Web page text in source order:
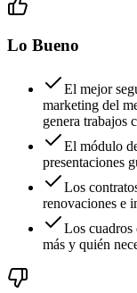
Lo Bueno
El mejor
marketing del
genera trabajos
El módulo
presentaciones
Los
renovaciones e
Los cuadros
más y quién